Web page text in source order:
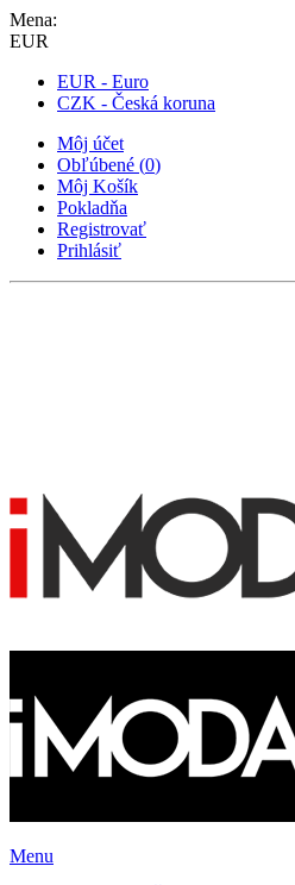
Mena:
EUR
EUR - Euro
CZK - Česká koruna
Môj účet
Obľúbené (0)
Môj Košík
Pokladňa
Registrovať
Prihlásiť
Menu